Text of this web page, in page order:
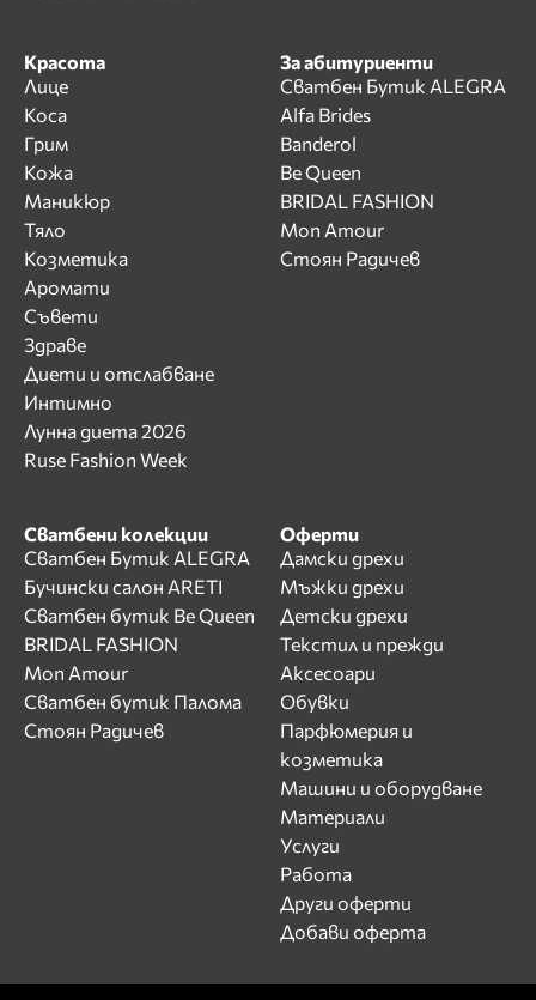
Красота
Лице
Коса
Грим
Кожа
Маникюр
Тяло
Козметика
Аромати
Съвети
Здраве
Диети и отслабване
Интимно
Лунна диета 2026
Ruse Fashion Week
За абитуриенти
Сватбен Бутик ALEGRA
Alfa Brides
Banderol
Be Queen
BRIDAL FASHION
Mon Amour
Стоян Радичев
Сватбени колекции
Сватбен Бутик ALEGRA
Бучински салон ARETI
Сватбен бутик Be Queen
BRIDAL FASHION
Mon Amour
Сватбен бутик Палома
Стоян Радичев
Оферти
Дамски дрехи
Мъжки дрехи
Детски дрехи
Текстил и прежди
Аксесоари
Обувки
Парфюмерия и
козметика
Машини и оборудване
Материали
Услуги
Работа
Други оферти
Добави оферта